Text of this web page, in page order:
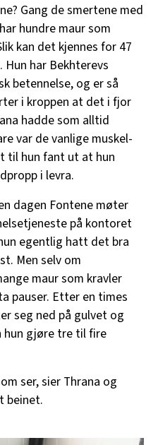
Gang de smertene med
hundre maur som
kan det kjennes for 47
Hun har Bekhterevs
betennelse, og er så
i kroppen at det i fjor
hadde som alltid
var de vanlige muskel-
til hun fant ut at hun
i levra.
dagen Fontene møter
på kontoret
egentlig hatt det bra
Men selv om
maur som kravler
pauser. Etter en times
seg ned på gulvet og
hun gjøre tre til fire
ser, sier Thrana og
beinet.